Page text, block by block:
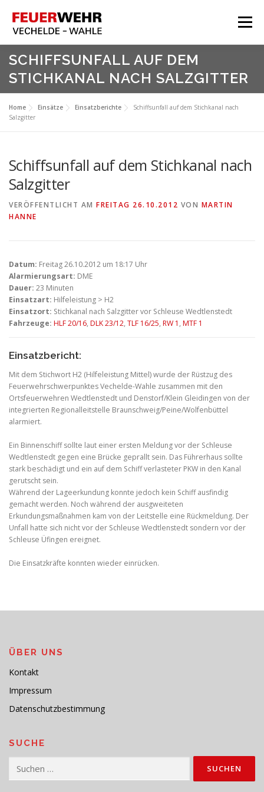
Inhalt
springen
Menü
HOME
Aktuelles
Über Uns
SCHIFFSUNFALL AUF DEM
STICHKANAL NACH SALZGITTER
Home Einsätze Einsatzberichte
Schiffsunfall auf dem Stichkanal nach
Salzgitter
Schiffsunfall auf dem Stichkanal nach
Salzgitter
VERÖFFENTLICHT AM FREITAG 26.10.2012 VON MARTIN
HANNE
Datum: Freitag 26.10.2012 um 18:17 Uhr
Alarmierungsart: DME
Dauer: 23 Minuten
Einsatzart: Hilfeleistung > H2
Einsatzort: Stichkanal nach Salzgitter vor Schleuse Wedtlenstedt
Fahrzeuge: HLF 20/16, DLK 23/12, TLF 16/25, RW 1 , MTF 1
Einsatzbericht:
Mit dem Stichwort H2 (Hilfeleistung Mittel) wurde der Rüstzug des
Feuerwehrschwerpunktes Vechelde-Wahle zusammen mit den
Ortsfeuerwehren Wedtlenstedt und Denstorf/Klein Gleidingen von der
integrierten Regionalleitstelle Braunschweig/Peine/Wolfenbüttel
alarmiert.
Ein Binnenschiff sollte laut einer ersten Meldung vor der Schleuse
Wedtlenstedt gegen eine Brücke geprallt sein. Das Führerhaus sollte
stark beschädigt und ein auf dem Schiff verlasteter PKW in den Kanal
gerutscht sein.
Während der Lageerkundung konnte jedoch kein Schiff ausfindig
gemacht werden. Noch während der ausgweiteten
Erkundungsmaßnahmen kam von der Leitstelle eine Rückmeldung. Der
Unfall hatte sich nicht vor der Schleuse Wedtlenstedt sondern vor der
Schleuse Üfingen ereignet.
Die Einsatzkräfte konnten wieder einrücken.
ÜBER UNS
Kontakt
Impressum
Datenschutzbestimmung
SUCHE